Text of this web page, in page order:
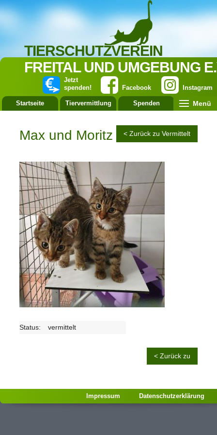
TIERSCHUTZVEREIN
FREITAL UND UMGEBUNG
Instagram
Facebook
Jetzt
spenden!
Startseite Tiervermittlung Spenden Menü
Max und Moritz < Zurück zu Vermittelt
Status: vermittelt
< Zurück zu
Impressum Datenschutzerklärung